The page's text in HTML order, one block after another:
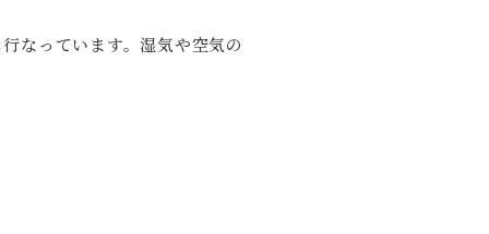
なっています。湿気や空気の